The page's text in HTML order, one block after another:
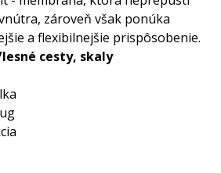
zároveň však ponúka
a flexibilnejšie prispôsobenie.
cesty, skaly